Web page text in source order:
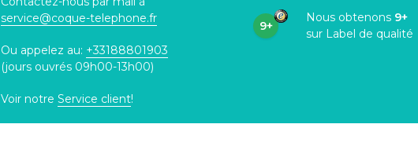
service@coque-telephone.fr
Ou appelez au: +33188801903
(jours ouvrés 09h00-13h00)
Voir notre Service client!
9+
Nous obtenons 9+
sur Label de qualité